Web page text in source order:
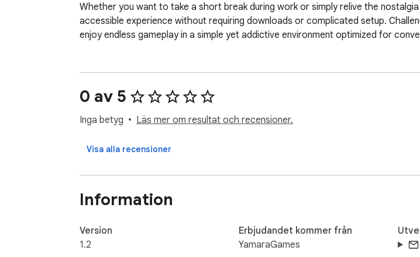
Whether you want to take a short break during work or simply relive the
accessible experience without requiring downloads or complicated setup.
enjoy endless gameplay in a simple yet addictive environment optimized for
0 av 5
Inga betyg Läs mer om resultat och recensioner.
Visa alla recensioner
Information
Version
1.2
Erbjudandet kommer från
YamaraGames